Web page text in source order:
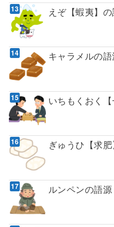
えぞ【蝦夷】
キャラメルの
いちもくおく
ぎゅうひ【求
ルンペンの語